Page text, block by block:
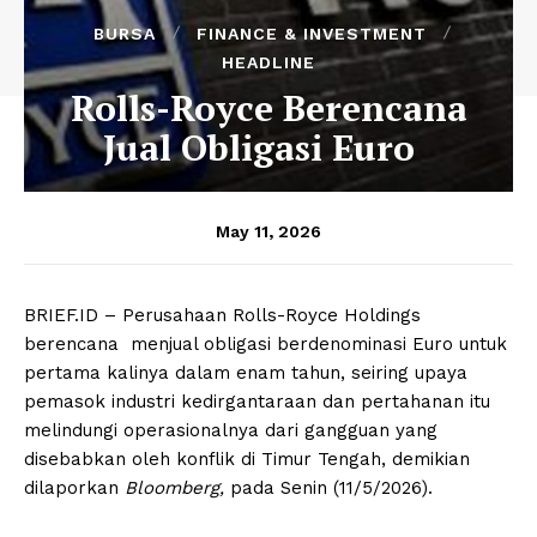
BURSA
FINANCE & INVESTMENT
HEADLINE
Rolls-Royce Berencana
Jual Obligasi Euro
May 11, 2026
BRIEF.ID – Perusahaan Rolls-Royce Holdings
berencana menjual obligasi berdenominasi Euro untuk
pertama kalinya dalam enam tahun, seiring upaya
pemasok industri kedirgantaraan dan pertahanan itu
melindungi operasionalnya dari gangguan yang
disebabkan oleh konflik di Timur Tengah, demikian
dilaporkan Bloomberg, pada Senin (11/5/2026).